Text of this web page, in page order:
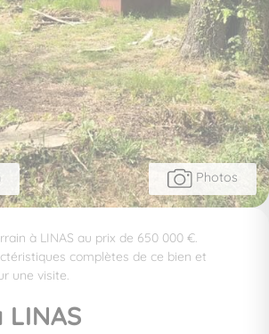
Photos
à LINAS au prix de 650 000 €.
complètes de ce bien et
une visite.